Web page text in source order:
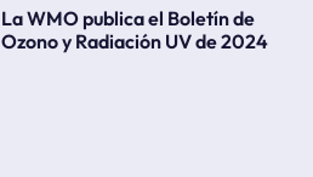
La WMO publica el Boletín de
Ozono y Radiación UV de 2024